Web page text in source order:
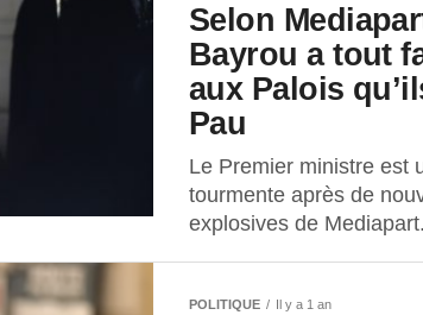
Selon
Bayrou a tout
aux Palois
Pau
Le Premier ministre est
tourmente après de
explosives de Mediapart.
POLITIQUE Il y a 1 an